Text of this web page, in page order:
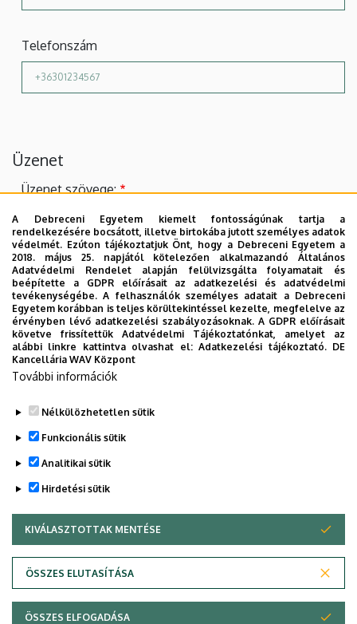
Telefonszám
Üzenet
Üzenet szövege:
AzAdatkezelési tájékoztatót
Adatvédelem
A Debreceni Egyetem kiemelt fontosságúnak tartja a
rendelkezésére bocsátott, illetve birtokába jutott személyes adatok
védelmét. Ezúton tájékoztatjuk Önt, hogy a Debreceni Egyetem a
2018. május 25. napjától kötelezően alkalmazandó Általános
Adatvédelmi Rendelet alapján felülvizsgálta folyamatait és
beépítette a GDPR előírásait az adatkezelési és adatvédelmi
tevékenységébe. A felhasználók személyes adatait a Debreceni
Egyetem korábban is teljes körültekintéssel kezelte, megfelelve az
érvényben lévő adatkezelési szabályozásoknak. A GDPR előírásait
követve frissítettük Adatvédelmi Tájékoztatónkat, amelyet az
alábbi linkre kattintva olvashat el:Adatkezelési tájékoztató. DE
Kancellária WAV Központ
További információk
Nélkülözhetetlen sütik
Funkcionális sütik
Analitikai sütik
Hirdetési sütik
KIVÁLASZTOTTAK MENTÉSE
ÖSSZES ELUTASÍTÁSA
WITHDRAW CONSENT
ÖSSZES ELFOGADÁSA